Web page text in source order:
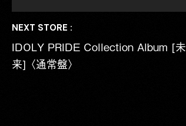
NEXT STORE :
IDOLY PRIDE Collection Album [未
来] 〈通常盤〉